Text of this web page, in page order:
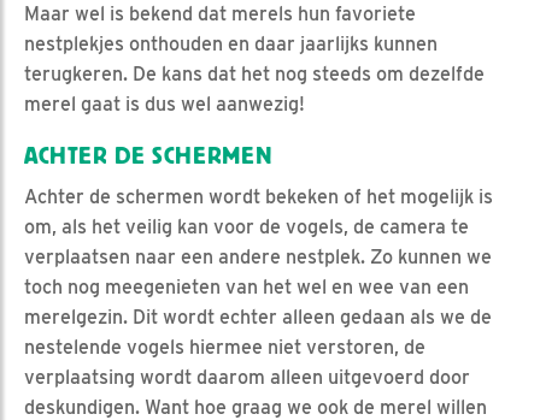
Maar wel is bekend dat merels hun favoriete
nestplekjes onthouden en daar jaarlijks kunnen
terugkeren. De kans dat het nog steeds om dezelfde
merel gaat is dus wel aanwezig!
ACHTER DE SCHERMEN
Achter de schermen wordt bekeken of het mogelijk is
om, als het veilig kan voor de vogels, de camera te
verplaatsen naar een andere nestplek. Zo kunnen we
toch nog meegenieten van het wel en wee van een
merelgezin. Dit wordt echter alleen gedaan als we de
nestelende vogels hiermee niet verstoren, de
verplaatsing wordt daarom alleen uitgevoerd door
deskundigen. Want hoe graag we ook de merel willen